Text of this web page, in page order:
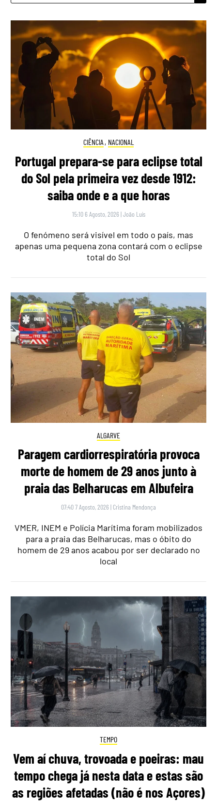
CIÊNCIA , NACIONAL
Portugal prepara-se para eclipse total
do Sol pela primeira vez desde 1912:
saiba onde e a que horas
15:10 6 Agosto, 2026 |João Luís
O fenómeno será visível em todo o país, mas
apenas uma pequena zona contará com o eclipse
total do Sol
ALGARVE
Paragem cardiorrespiratória provoca
morte de homem de 29 anos junto à
praia das Belharucas em Albufeira
07:40 7 Agosto, 2026 | Cristina Mendonça
VMER, INEM e Polícia Marítima foram mobilizados
para a praia das Belharucas, mas o óbito do
homem de 29 anos acabou por ser declarado no
local
TEMPO
Vem aí chuva, trovoada e poeiras: mau
tempo chega já nesta data e estas são
as regiões afetadas (não é nos Açores)